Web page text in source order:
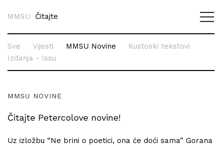
MMSU Čitajte
Sve Vijesti MMSU Novine
Kustoski tekstovi
Izdanja - Issu
MMSU NOVINE
Čitajte Petercolove novine!
Uz izložbu “Ne brini o poetici, ona će doći sama” Gorana